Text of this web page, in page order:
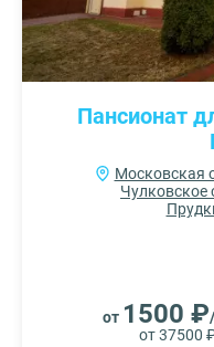
Пансионат
Московская
Чулковское
от 1500 ₽
от 37500